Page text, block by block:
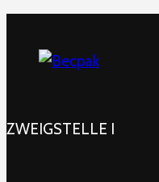
ZWEIGSTELLE I